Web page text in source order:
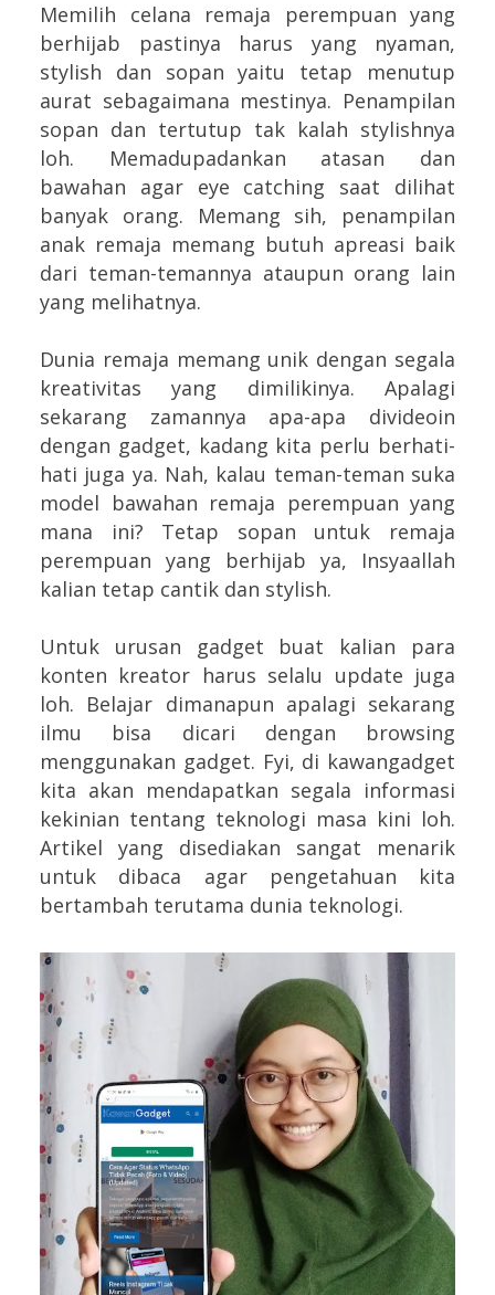
Memilih celana remaja perempuan yang
berhijab pastinya harus yang nyaman,
stylish dan sopan yaitu tetap menutup
aurat sebagaimana mestinya. Penampilan
sopan dan tertutup tak kalah stylishnya
loh. Memadupadankan atasan dan
bawahan agar eye catching saat dilihat
banyak orang. Memang sih, penampilan
anak remaja memang butuh apreasi baik
dari teman-temannya ataupun orang lain
yang melihatnya.
Dunia remaja memang unik dengan segala
kreativitas yang dimilikinya. Apalagi
sekarang zamannya apa-apa divideoin
dengan gadget, kadang kita perlu berhati-
hati juga ya. Nah, kalau teman-teman suka
model bawahan remaja perempuan yang
mana ini? Tetap sopan untuk remaja
perempuan yang berhijab ya, Insyaallah
kalian tetap cantik dan stylish.
Untuk urusan gadget buat kalian para
konten kreator harus selalu update juga
loh. Belajar dimanapun apalagi sekarang
ilmu bisa dicari dengan browsing
menggunakan gadget. Fyi, di kawangadget
kita akan mendapatkan segala informasi
kekinian tentang teknologi masa kini loh.
Artikel yang disediakan sangat menarik
untuk dibaca agar pengetahuan kita
bertambah terutama dunia teknologi.